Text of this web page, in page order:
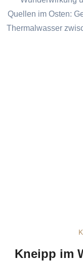
Quellen im Osten:
Thermalwasser
Kneipp im